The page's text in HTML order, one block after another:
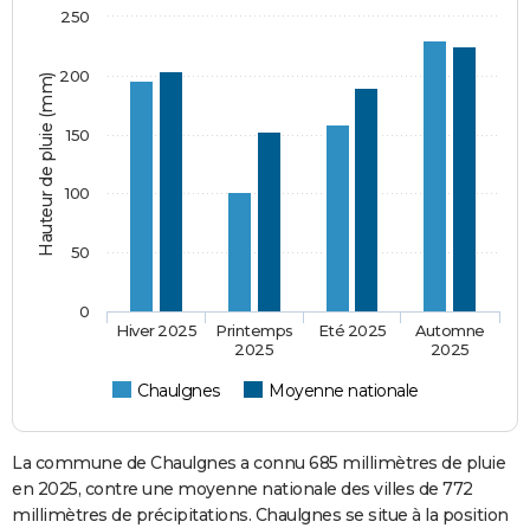
Hauteur de pluie (mm)
Chaulgnes Moyenne nationale
Hiver 2025
Printemps
2025
Eté 2025
Automne
2025
0
50
100
150
200
250
La commune de Chaulgnes a connu 685 millimètres de pluie
en 2025, contre une moyenne nationale des villes de 772
millimètres de précipitations. Chaulgnes se situe à la position